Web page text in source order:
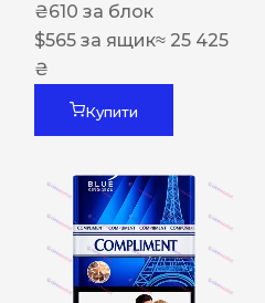
₴610 за блок
$565 за ящик≈ 25 425
₴
Купити